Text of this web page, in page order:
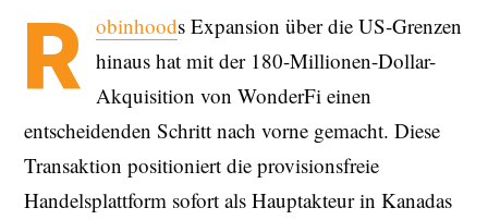
R obinhoods Expansion über die US-Grenzen
hinaus hat mit der 180-Millionen-Dollar-
Akquisition von WonderFi einen
entscheidenden Schritt nach vorne gemacht. Diese
Transaktion positioniert die provisionsfreie
Handelsplattform sofort als Hauptakteur in Kanadas